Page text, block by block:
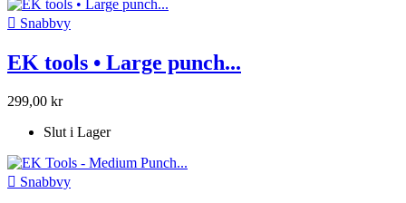
 Snabbvy
EK tools • Large punch...
299,00 kr
Slut i Lager
 Snabbvy